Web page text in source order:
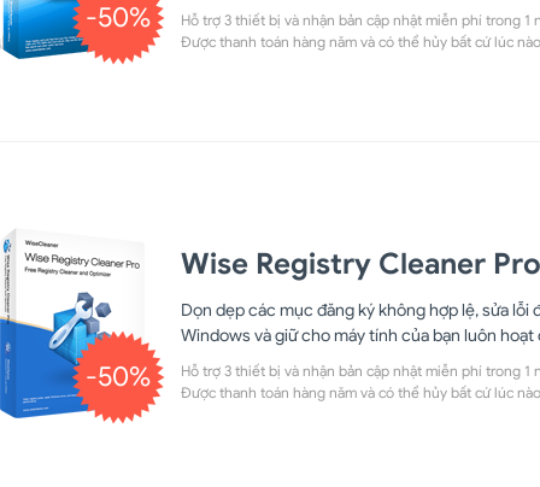
-50%
Hỗ trợ 3 thiết bị và nhận bản cập nhật miễn phí trong 1
Được thanh toán hàng năm và có thể hủy bất cứ lúc
-50%
Wise Registry Cleaner Pro
Dọn dẹp các mục đăng ký không hợp lệ, sửa lỗi
Windows và giữ cho máy tính của bạn luôn hoạt
Hỗ trợ 3 thiết bị và nhận bản cập nhật miễn phí trong 1
Được thanh toán hàng năm và có thể hủy bất cứ lúc